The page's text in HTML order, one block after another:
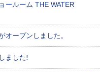
ールーム THE WATER
オープンしました。
ました!